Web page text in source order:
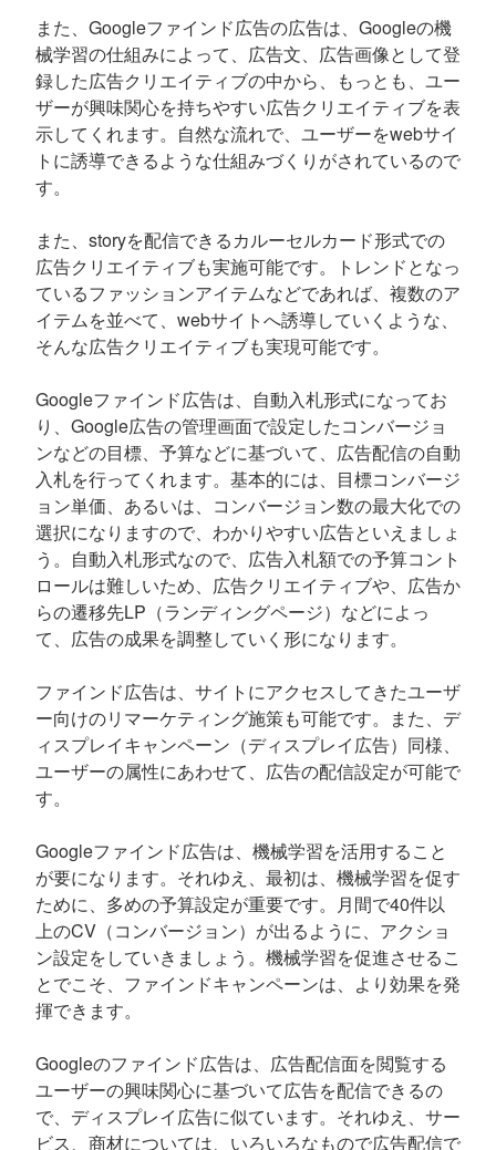
また、Googleファインド広告の広告は、Googleの機
械学習の仕組みによって、広告文、広告画像として登
録した広告クリエイティブの中から、もっとも、ユー
ザーが興味関心を持ちやすい広告クリエイティブを表
示してくれます。自然な流れで、ユーザーをwebサイ
トに誘導できるような仕組みづくりがされているので
す。
また、storyを配信できるカルーセルカード形式での
広告クリエイティブも実施可能です。トレンドとなっ
ているファッションアイテムなどであれば、複数のア
イテムを並べて、webサイトへ誘導していくような、
そんな広告クリエイティブも実現可能です。
Googleファインド広告は、自動入札形式になってお
り、Google広告の管理画面で設定したコンバージョ
ンなどの目標、予算などに基づいて、広告配信の自動
入札を行ってくれます。基本的には、目標コンバージ
ョン単価、あるいは、コンバージョン数の最大化での
選択になりますので、わかりやすい広告といえましょ
う。自動入札形式なので、広告入札額での予算コント
ロールは難しいため、広告クリエイティブや、広告か
らの遷移先LP（ランディングページ）などによっ
て、広告の成果を調整していく形になります。
ファインド広告は、サイトにアクセスしてきたユーザ
ー向けのリマーケティング施策も可能です。また、デ
ィスプレイキャンペーン（ディスプレイ広告）同様、
ユーザーの属性にあわせて、広告の配信設定が可能で
す。
Googleファインド広告は、機械学習を活用すること
が要になります。それゆえ、最初は、機械学習を促す
ために、多めの予算設定が重要です。月間で40件以
上のCV（コンバージョン）が出るように、アクショ
ン設定をしていきましょう。機械学習を促進させるこ
とでこそ、ファインドキャンペーンは、より効果を発
揮できます。
Googleのファインド広告は、広告配信面を閲覧する
ユーザーの興味関心に基づいて広告を配信できるの
で、ディスプレイ広告に似ています。それゆえ、サー
ビス、商材については、いろいろなもので広告配信で